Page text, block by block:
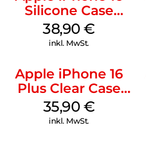
Silicone Case
MagSafe
Ultramarine
38,90€
inkl. MwSt.
Apple iPhone 16
Plus Clear Case
MagSafe
Transparent
35,90 €
inkl. MwSt.